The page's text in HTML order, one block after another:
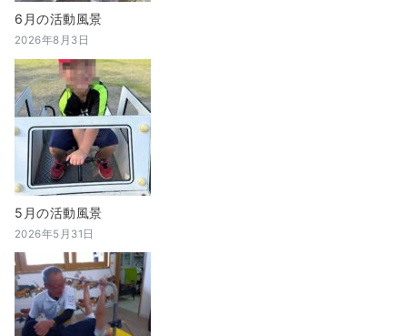
6月の活動風景
2026年8月3日
5月の活動風景
2026年5月31日